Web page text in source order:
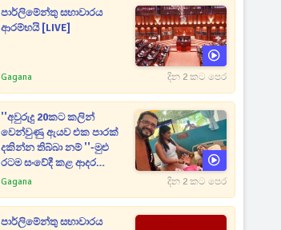
පාර්ලිමේන්තු සභාවාරය
ආරම්භයි [LIVE]
Gagana දින 2 කට පෙර
''අවුරුදු 20කට කලින්
වෙන්වුණු ඇයව එක පාරක්
දකින්න තිබ්බා නම් ''-මුළු
රටම සංවේදී කළ ආදර
අමරණීය මතකය
Gagana දින 2 කට පෙර
පාර්ලිමේන්තු සභාවාරය